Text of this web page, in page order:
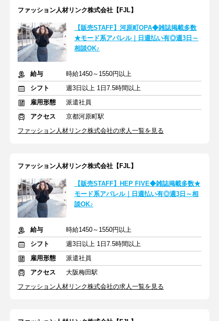
ファッション人材リンク株式会社【FJL】
【販売STAFF】河原町OPA◆雑誌掲載多数
★モード系アパレル｜日週払い有◎週3日～
相談OK♪
給与
時給1450～1550円以上
シフト
週3日以上 1日7.5時間以上
雇用形態
派遣社員
アクセス
京都河原町駅
ファッション人材リンク株式会社の求人一覧を見る
ファッション人材リンク株式会社【FJL】
【販売STAFF】HEP FIVE◆雑誌掲載多数★
モード系アパレル｜日週払い有◎週3日～相
談OK♪
給与
時給1450～1550円以上
シフト
週3日以上 1日7.5時間以上
雇用形態
派遣社員
アクセス
大阪梅田駅
ファッション人材リンク株式会社の求人一覧を見る